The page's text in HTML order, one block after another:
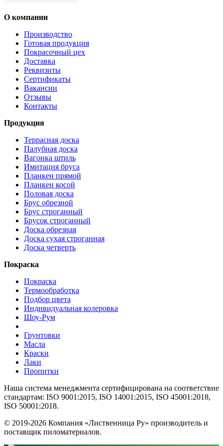
О компании
Производство
Готовая продукция
Покрасочный цех
Доставка
Реквизиты
Сертификаты
Вакансии
Отзывы
Контакты
Продукция
Террасная доска
Палубная доска
Вагонка штиль
Имитация бруса
Планкен прямой
Планкен косой
Половая доска
Брус обрезной
Брус строганный
Брусок строганный
Доска обрезная
Доска сухая строганная
Доска четверть
Покраска
Покраска
Термообработка
Подбор цвета
Индивидуальная колеровка
Шоу-Рум
Грунтовки
Масла
Краски
Лаки
Пропитки
Наша система менеджмента сертифицирована на соответствие
стандартам: ISO 9001:2015, ISO 14001:2015, ISO 45001:2018,
ISO 50001:2018.
© 2019-2026 Компания «Лиственница Ру» производитель и
поставщик пиломатериалов.